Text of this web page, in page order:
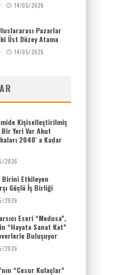
14/05/2026
Pazarlar
Üst Düzey Atama
14/05/2026
Kişiselleştirilmiş
Yeri Var Akut
2040′ a Kadar
2026
Birini Etkileyen
Güçlü İş Birliği
2026
Eseri “Medusa”,
“Hayata Sanat Kat”
Buluşuyor
2026
“Cesur Kulaçlar”